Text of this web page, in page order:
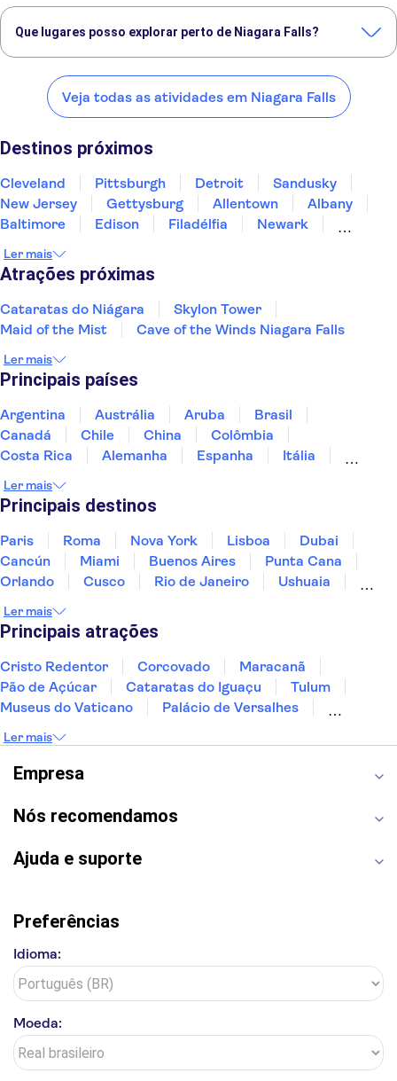
Cataratas do Niágara Skylon Tower
Maid of the Mist
Cave of the Winds Niagara Falls
Que lugares posso explorar perto de Niagara Falls?
Niagara Falls:
Cleveland Pittsburgh New Jersey
Veja todas as atividades em Niagara Falls
Destinos próximos
Cleveland Pittsburgh Detroit
Sandusky
New Jersey
Gettysburg Allentown
Albany
Baltimore
Edison Filadélfia
Newark
Ler mais
Atrações próximas
Cataratas do Niágara
Skylon Tower
Maid of the Mist
Cave of the Winds Niagara Falls
Ler mais
Principais países
Argentina Austrália Aruba
Brasil
Canadá
Chile China
Colômbia
Costa Rica
Alemanha Espanha
Itália
Panamá
Peru
Ler mais
Principais destinos
Paris Roma Nova York Lisboa
Dubai
Cancún
Miami Buenos Aires
Punta Cana
Orlando
Cusco Rio de Janeiro
Ushuaia
Fernando de Noronha
Ler mais
Principais atrações
Cristo Redentor Corcovado
Maracanã
Pão de Açúcar
Cataratas do Iguaçu
Tulum
Museus do Vaticano
Palácio de Versalhes
Museu do Louvre
Sagrada Família
Estátua da Liberdade
Grand Canyon
Torre de Belém
Discovery Cove
Ler mais
Empresa
Nós recomendamos
Ajuda e suporte
Preferências
Idioma:
Moeda: